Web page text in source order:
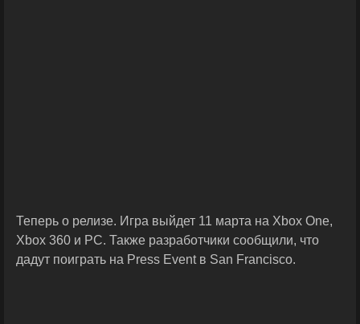
Теперь о релизе. Игра выйдет 11 марта на Xbox One,
Xbox 360 и PC. Также разработчики сообщили, что
дадут поиграть на Press Event в San Francisco.